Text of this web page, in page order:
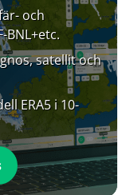
och
BNL+etc.
satellit och
ERA5 i 10-